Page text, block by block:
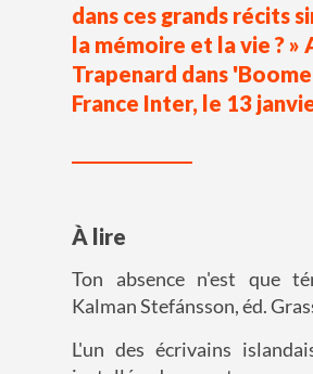
dans ces grands récits
la mémoire et la vie ? »
Trapenard dans
France Inter, le 13
À lire
Ton absence n'est que
Kalman Stefánsson, éd.
L'un des écrivains